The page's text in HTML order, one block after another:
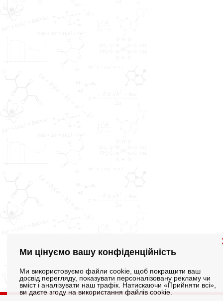
Ми цінуємо вашу конфіденційність
Ми використовуємо файли cookie, щоб покращити ваш
досвід перегляду, показувати персоналізовану рекламу чи
вміст і аналізувати наш трафік. Натискаючи «Прийняти всі»,
ви даєте згоду на використання файлів cookie.